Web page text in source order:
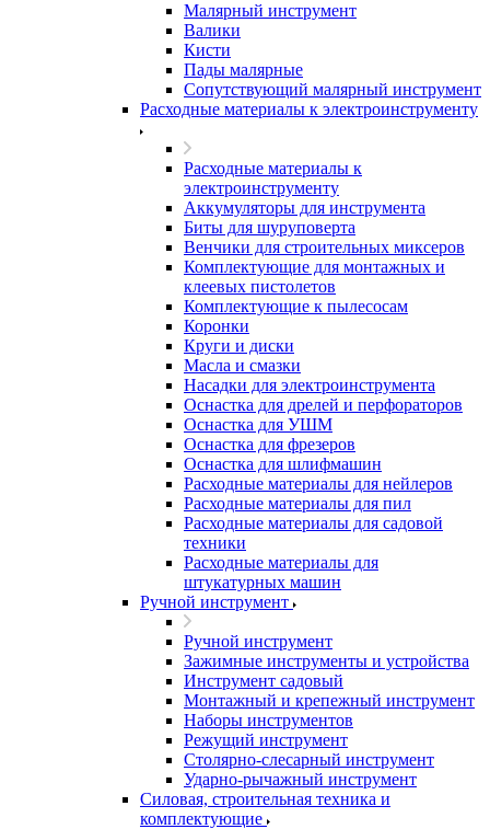
Малярный инструмент
Валики
Кисти
Пады малярные
Сопутствующий малярный инструмент
Расходные материалы к электроинструменту
Расходные материалы к
электроинструменту
Аккумуляторы для инструмента
Биты для шуруповерта
Венчики для строительных миксеров
Комплектующие для монтажных и
клеевых пистолетов
Комплектующие к пылесосам
Коронки
Круги и диски
Масла и смазки
Насадки для электроинструмента
Оснастка для дрелей и перфораторов
Оснастка для УШМ
Оснастка для фрезеров
Оснастка для шлифмашин
Расходные материалы для нейлеров
Расходные материалы для пил
Расходные материалы для садовой
техники
Расходные материалы для
штукатурных машин
Ручной инструмент
Ручной инструмент
Зажимные инструменты и устройства
Инструмент садовый
Монтажный и крепежный инструмент
Наборы инструментов
Режущий инструмент
Столярно-слесарный инструмент
Ударно-рычажный инструмент
Силовая, строительная техника и
комплектующие